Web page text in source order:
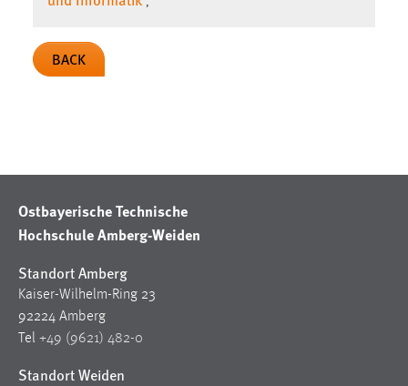
BACK
Ostbayerische Technische
Hochschule Amberg-Weiden
Standort Amberg
Kaiser-Wilhelm-Ring 23
92224 Amberg
Tel +49 (9621) 482-0
Standort Weiden